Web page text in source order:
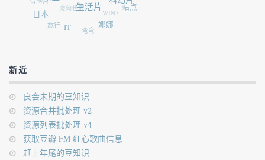
生活片
科幻片
日本
IT
娜娜
站点
旅行
弯弯
WIN7
魔兽世界
新近
良会未期的豆知识
资源合并批处理 v2
资源列表批处理 v4
获取豆瓣 FM 红心歌曲信息
赶上年尾的豆知识